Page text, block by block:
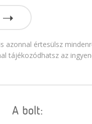
azonnal értesülsz
tájékozódhatsz az
A bolt: